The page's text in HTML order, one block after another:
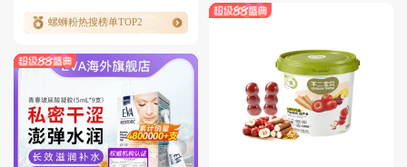
螺蛳粉热搜榜单TOP2